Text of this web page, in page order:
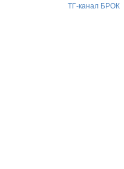
ТГ-канал БРОК